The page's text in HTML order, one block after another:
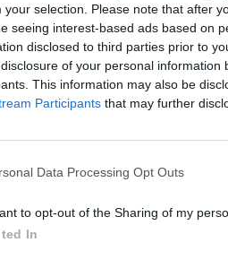
your selection. Please note that after
seeing interest-based ads based on
disclosed to third parties prior to
of your personal information
This information may also be
Participants that may further
Data Processing Opt Outs
to opt-out of the Sharing of my
In
ékszerek,
értékbecslés.
GALÉRIA